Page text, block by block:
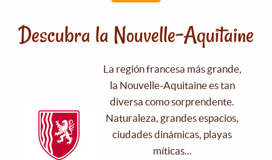
Descubra la Nouvelle-Aquitaine
La región francesa más grande,
la Nouvelle-Aquitaine es tan
diversa como sorprendente.
Naturaleza, grandes espacios,
ciudades dinámicas, playas
míticas...